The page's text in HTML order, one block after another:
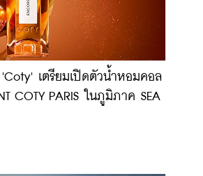
เตรียมเปิดตัวน้ำหอมคอล
COTY PARIS ในภูมิภาค SEA